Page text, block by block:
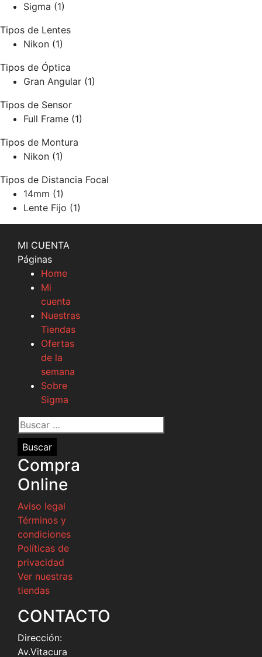
Sigma (1)
Tipos de Lentes
Nikon (1)
Tipos de Óptica
Gran Angular (1)
Tipos de Sensor
Full Frame (1)
Tipos de Montura
Nikon (1)
Tipos de Distancia Focal
14mm (1)
Lente Fijo (1)
MI CUENTA
Páginas
Home
Mi
cuenta
Nuestras
Tiendas
Ofertas
de la
semana
Sobre
Sigma
Buscar
por:
Compra
Online
Aviso legal
Términos y
condiciones
Políticas de
privacidad
Ver nuestras
tiendas
CONTACTO
Dirección:
Av.Vitacura